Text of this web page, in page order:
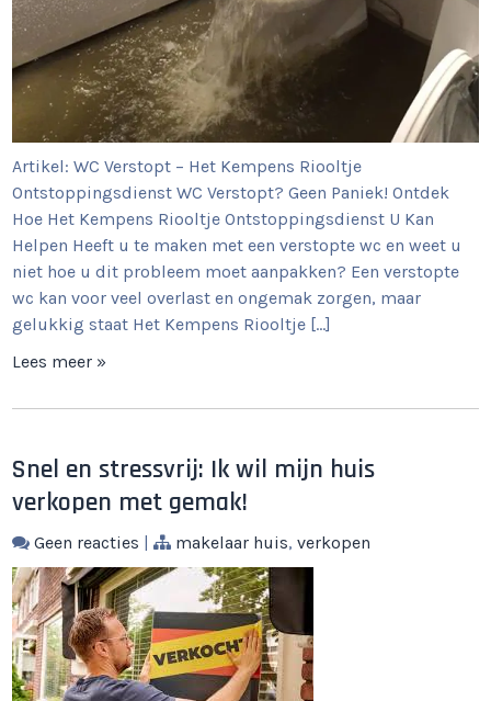
Artikel: WC Verstopt – Het Kempens Riooltje
Ontstoppingsdienst WC Verstopt? Geen Paniek! Ontdek
Hoe Het Kempens Riooltje Ontstoppingsdienst U Kan
Helpen Heeft u te maken met een verstopte wc en weet u
niet hoe u dit probleem moet aanpakken? Een verstopte
wc kan voor veel overlast en ongemak zorgen, maar
gelukkig staat Het Kempens Riooltje […]
Lees meer »
Snel en stressvrij: Ik wil mijn huis
verkopen met gemak!
Geen reacties | makelaar huis,verkopen